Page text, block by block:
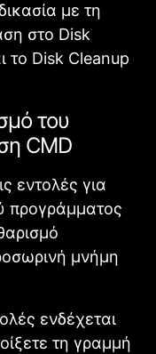
με τη
στο Disk
το Disk Cleanup
του
CMD
εντολές για
προγράμματος
μνήμη
ενδέχεται
τη γραμμή